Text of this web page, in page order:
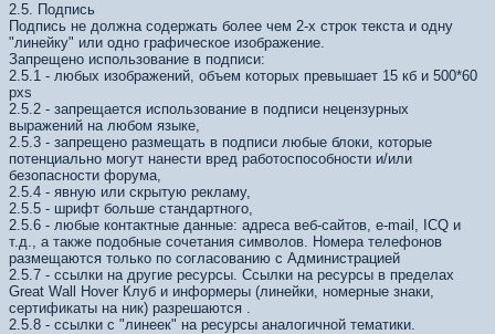
2.5. Подпись
Подпись не должна содержать более чем 2-х строк текста и одну
"линейку" или одно графическое изображение.
Запрещено использование в подписи:
2.5.1 - любых изображений, объем которых превышает 15 кб и 500*60
pxs
2.5.2 - запрещается использование в подписи нецензурных
выражений на любом языке,
2.5.3 - запрещено размещать в подписи любые блоки, которые
потенциально могут нанести вред работоспособности и/или
безопасности форума,
2.5.4 - явную или скрытую рекламу,
2.5.5 - шрифт больше стандартного,
2.5.6 - любые контактные данные: адреса веб-сайтов, e-mail, ICQ и
т.д., а также подобные сочетания символов. Номера телефонов
размещаются только по согласованию с Администрацией
2.5.7 - ссылки на другие ресурсы. Ссылки на ресурсы в пределах
Great Wall Hover Клуб и информеры (линейки, номерные знаки,
сертификаты на ник) разрешаются .
2.5.8 - ссылки с "линеек" на ресурсы аналогичной тематики.